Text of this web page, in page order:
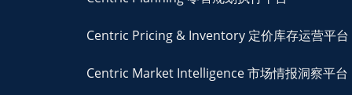
Centric Pricing & Inventory 定价库存运营平台
Centric Market Intelligence 市场情报洞察平台